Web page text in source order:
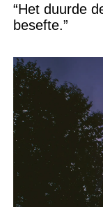
“Het duurde
besefte.”